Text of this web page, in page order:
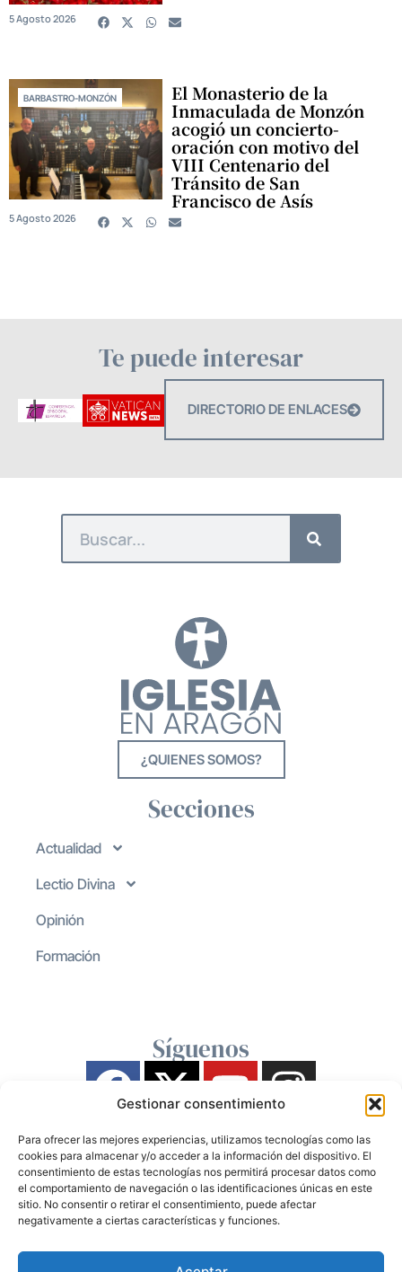
Gestionar consentimiento
Para ofrecer las mejores experiencias, utilizamos tecnologías como las
cookies para almacenar y/o acceder a la información del dispositivo. El
consentimiento de estas tecnologías nos permitirá procesar datos como
el comportamiento de navegación o las identificaciones únicas en este
sitio. No consentir o retirar el consentimiento, puede afectar
negativamente a ciertas características y funciones.
5 Agosto 2026
BARBASTRO-MONZÓN El Monasterio de la
Inmaculada de Monzón
acogió un concierto-
oración con motivo del
VIII Centenario del
Tránsito de San
Francisco de Asís
5 Agosto 2026
Te puede interesar
DIRECTORIO DE ENLACES
¿QUIENES SOMOS?
Secciones
Actualidad
Lectio Divina
Opinión
Formación
Síguenos